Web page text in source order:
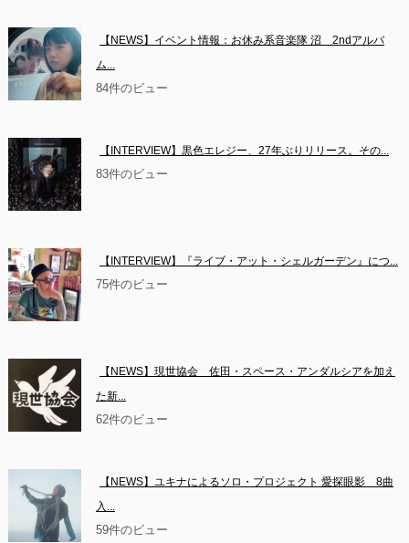
【NEWS】イベント情報：お休み系音楽隊 沼　2ndアルバ
ム...
84件のビュー
【INTERVIEW】黒色エレジー、27年ぶりリリース。その...
83件のビュー
【INTERVIEW】『ライブ・アット・シェルガーデン』につ...
75件のビュー
【NEWS】現世協会　佐田・スペース・アンダルシアを加え
た新...
62件のビュー
【NEWS】ユキナによるソロ・プロジェクト 愛探眼影　8曲
入...
59件のビュー